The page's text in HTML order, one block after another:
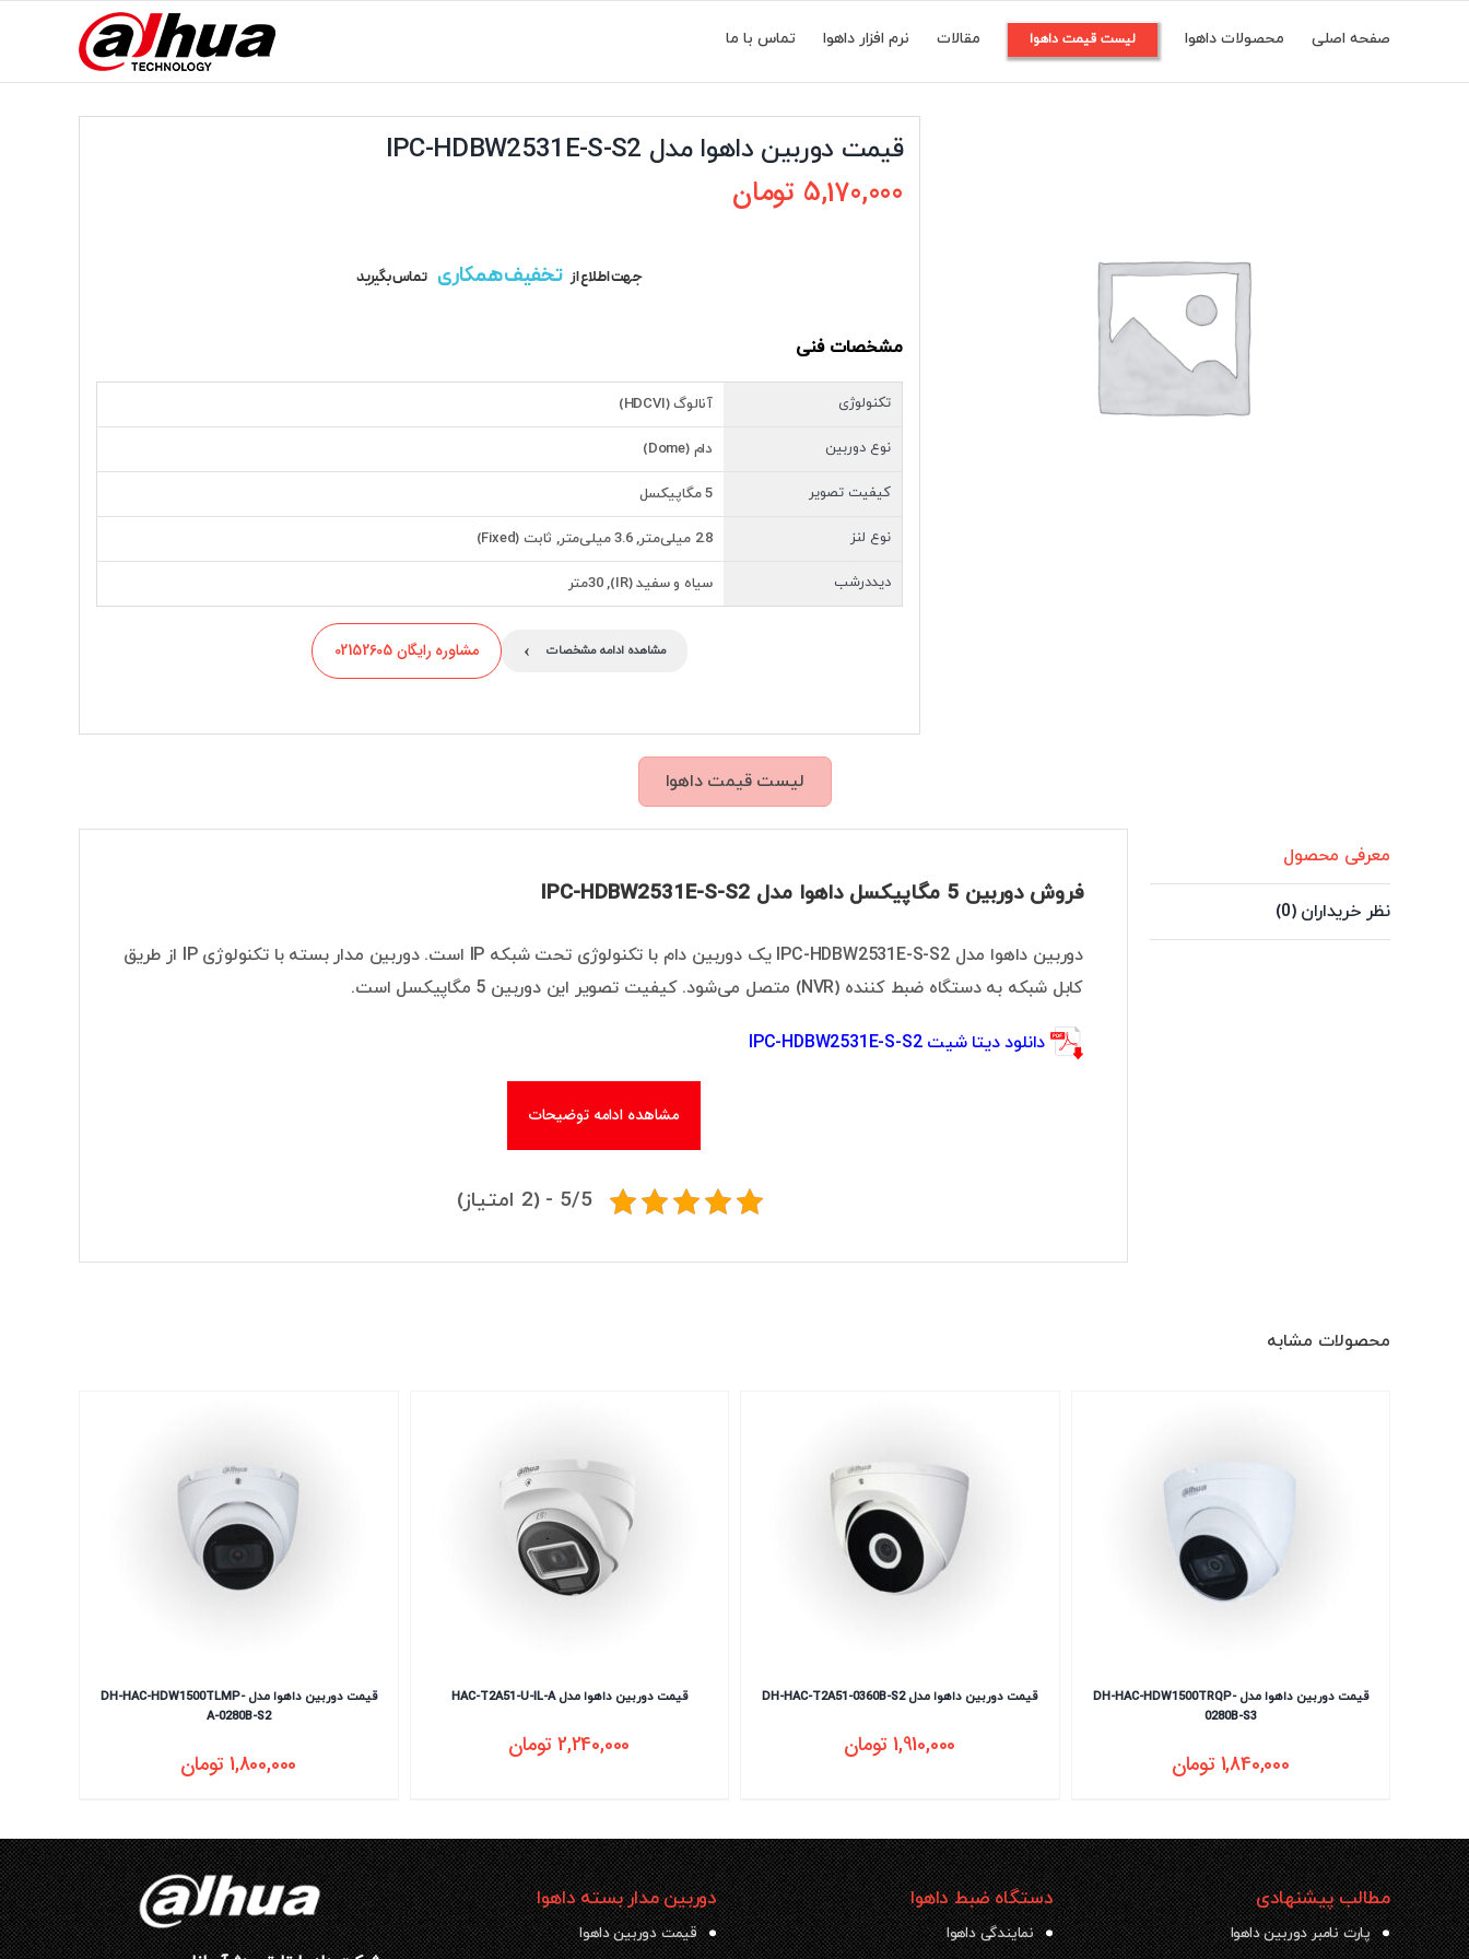
content
صفحه اصلی محصولات داهوا لیست قیمت داهوا مقالات نرم افزار داهوا تماس با ما
قیمت دوربین داهوا مدل IPC-HDBW2531E-S-S2
5,170,000 تومان
جهت اطلاع از تخفیف همکاری تماس بگیرید
مشخصات فنی
تکنولوژی آنالوگ (HDCVI)
نوع دوربین دام (Dome)
کیفیت تصویر 5 مگاپیکسل
نوع لنز 2.8 میلی‌متر, 3.6 میلی‌متر, ثابت (Fixed)
دیددرشب سیاه و سفید (IR), 30متر
مشاهده ادامه مشخصات › مشاوره رایگان 02152605
لیست قیمت داهوا
معرفی محصول
نظر خریداران (0)
فروش دوربین 5 مگاپیکسل داهوا مدل IPC-HDBW2531E-S-S2
دوربین داهوا مدل IPC-HDBW2531E-S-S2 یک دوربین دام با تکنولوژی تحت شبکه IP است. دوربین مدار بسته با تکنولوژی IP از طریق
کابل شبکه به دستگاه ضبط کننده (NVR) متصل می‌شود. کیفیت تصویر این دوربین 5 مگاپیکسل است.
دانلود دیتا شیت IPC-HDBW2531E-S-S2
مشاهده ادامه توضیحات
5/5 - (2 امتیاز)
محصولات مشابه
قیمت دوربین داهوا مدل DH-HAC-HDW1500TRQP-
0280B-S3
1,840,000تومان
قیمت دوربین داهوا مدل DH-HAC-T2A51-0360B-S2
1,910,000تومان
قیمت دوربین داهوا مدل HAC-T2A51-U-IL-A
2,240,000تومان
قیمت دوربین داهوا مدل DH-HAC-HDW1500TLMP-
A-0280B-S2
1,800,000تومان
مطالب پیشنهادی
پارت نامبر دوربین داهوا
دستگاه ضبط داهوا
نمایندگی داهوا
دوربین مدار بسته داهوا
قیمت دوربین داهوا